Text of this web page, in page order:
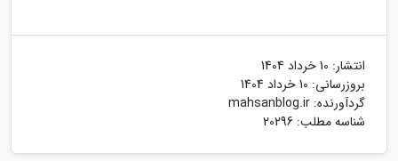
انتشار: 10 خرداد 1404
بروزرسانی: 10 خرداد 1404
گردآورنده: mahsanblog.ir
شناسه مطلب: 20296